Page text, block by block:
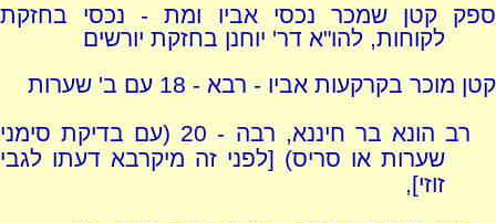
ספק קטן שמכר נכסי אביו ומת - נכסי בחזקת
לקוחות, להו"א דר' יוחנן בחזקת יורשים
קטן מוכר בקרקעות אביו - רבא - 18 עם ב' שערות
רב הונא בר חיננא, רבה - 20 (עם בדיקת סימני
שערות או סריס) [לפני זה מיקרבא דעתו לגבי
זוזי],